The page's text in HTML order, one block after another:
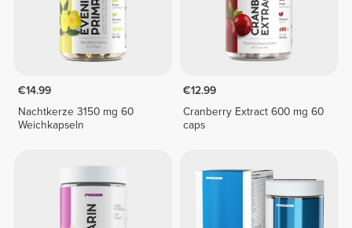
€14.99
Nachtkerze 3150 mg 60
Weichkapseln
€12.99
Cranberry Extract 600 mg 60
caps